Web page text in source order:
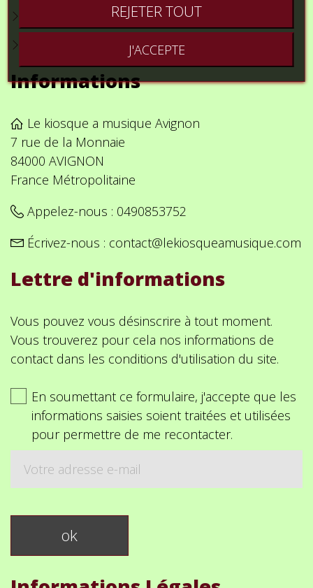
Bons de réduction
Informations
Le kiosque a musique Avignon
7 rue de la Monnaie
84000 AVIGNON
France Métropolitaine
Appelez-nous : 0490853752
Écrivez-nous : contact@lekiosqueamusique.com
Lettre d'informations
Vous pouvez vous désinscrire à tout moment.
Vous trouverez pour cela nos informations de
contact dans les conditions d'utilisation du site.
En soumettant ce formulaire, j'accepte que les
informations saisies soient traitées et utilisées
pour permettre de me recontacter.
REJETER TOUT
J'ACCEPTE